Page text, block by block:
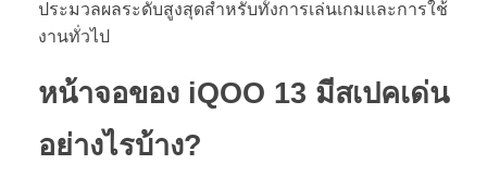
ประมวลผลระดับสูงสุดสำหรับทั้งการเล่นเกมและการใช้
งานทั่วไป
หน้าจอของ iQOO 13 มีสเปคเด่น
อย่างไรบ้าง?